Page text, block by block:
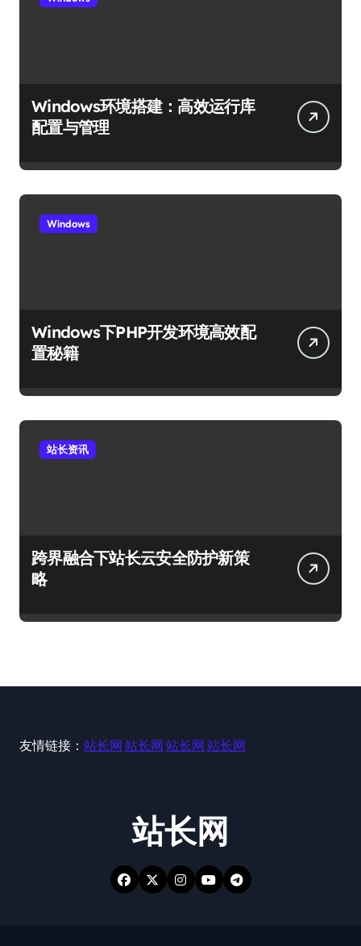
Windows环境搭建：高效运行库
配置与管理
Windows
Windows下PHP开发环境高效配
置秘籍
站长资讯
跨界融合下站长云安全防护新策
略
友情链接： 站长网 站长网 站长网 站长网
站长网